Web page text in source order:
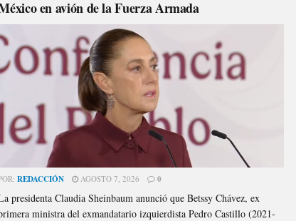
en avión de la Fuerza Armada
REDACCIÓN AGOSTO 7, 2026 0
presidenta Claudia Sheinbaum anunció que Betssy Chávez, ex
ministra del exmandatario izquierdista Pedro Castillo (2021-